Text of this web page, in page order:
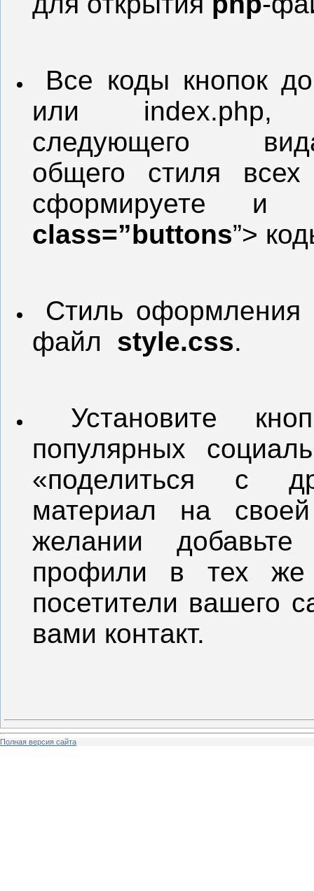
Все коды кнопок
или
следующего
общего стиля
сформируете
class=”buttons”>
Стиль оформления
файл style.css.
Установите
популярных
«поделиться с
материал на
желании
профили в тех же
посетители вашего
вами контакт.
Полная версия сайта